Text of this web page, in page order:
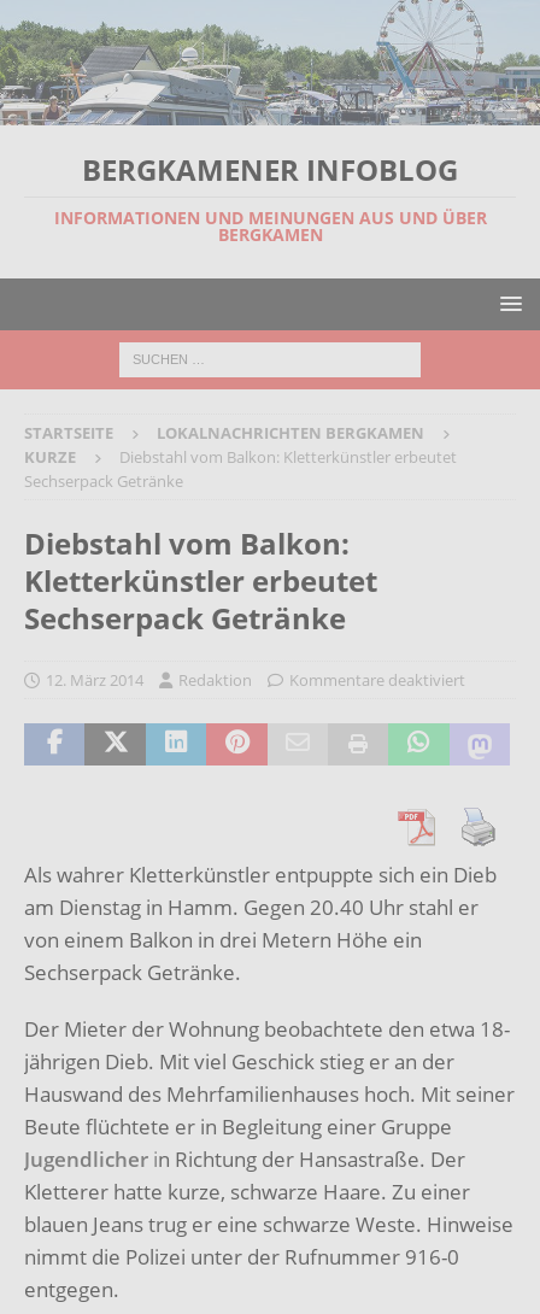
BERGKAMENER INFOBLOG
INFORMATIONEN UND MEINUNGEN AUS UND ÜBER
BERGKAMEN
STARTSEITE
LOKALNACHRICHTEN BERGKAMEN
KURZE
Diebstahl vom Balkon: Kletterkünstler erbeutet
Sechserpack Getränke
Diebstahl vom Balkon:
Kletterkünstler erbeutet
Sechserpack Getränke
12. März 2014 Redaktion Kommentare deaktiviert
Als wahrer Kletterkünstler entpuppte sich ein Dieb
am Dienstag in Hamm. Gegen 20.40 Uhr stahl er
von einem Balkon in drei Metern Höhe ein
Sechserpack Getränke.
Der Mieter der Wohnung beobachtete den etwa 18-
jährigen Dieb. Mit viel Geschick stieg er an der
Hauswand des Mehrfamilienhauses hoch. Mit seiner
Beute flüchtete er in Begleitung einer Gruppe
Jugendlicher in Richtung der Hansastraße. Der
Kletterer hatte kurze, schwarze Haare. Zu einer
blauen Jeans trug er eine schwarze Weste. Hinweise
nimmt die Polizei unter der Rufnummer 916-0
entgegen.